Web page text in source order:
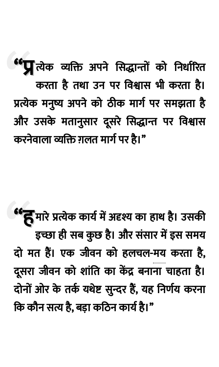
“प्रत्येक व्यक्ति अपने सिद्धान्तों को निर्धारित
करता है तथा उन पर विश्वास भी करता है।
प्रत्येक मनुष्य अपने को ठीक मार्ग पर समझता है
और उसके मतानुसार दूसरे सिद्धान्त पर विश्वास
करनेवाला व्यक्ति ग़लत मार्ग पर है।”
“हमारे प्रत्येक कार्य में अदृश्य का हाथ है। उसकी
इच्छा ही सब कुछ है। और संसार में इस समय
दो मत हैं। एक जीवन को हलचल-मयकरता है,
दूसरा जीवन को शांति का केंद्र बनाना चाहता है।
दोनों ओर के तर्क यथेष्ट सुन्दर हैं, यह निर्णय करना
कि कौन सत्य है, बड़ा कठिन कार्य है।”